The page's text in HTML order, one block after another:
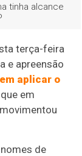
tinha alcance
terça-feira
e apreensão
aplicar o
em
de